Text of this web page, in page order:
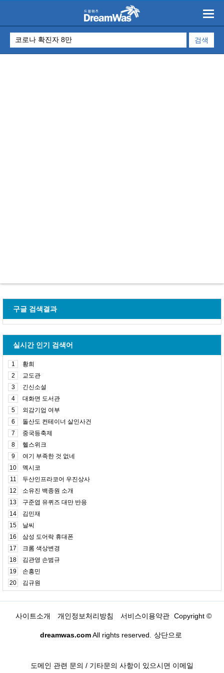
구글 검색결과
실시간 인기 검색어
1
황희
2
교도관
3
긴신소설
4
대화면 도서관
5
외감기업 여부
6
돌산도 컨테이너 살인사건
7
중국등축제
8
헬스위크
9
여기 부족한 것 없네
10
멕시코
11
두산인프라코어 우진상사
12
소유진 백종원 소개
13
구준엽 유퀴즈 대만 반응
14
김민재
15
날씨
16
삼성 도어락 휴대폰
17
크롬 색상변경
18
김관영 손범규
19
손흥민
20
김규원
사이트소개 개인정보처리방침 서비스이용약관 Copyright ©
dreamwas.comAll rights reserved. 상단으로
도메인 관련 문의 / 기타문의 사항이 있으시면 이메일